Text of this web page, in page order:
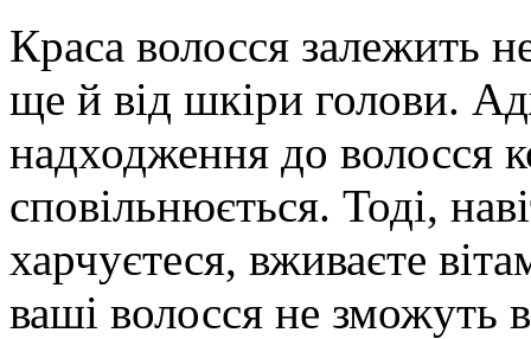
Краса волосся залежить
ще й від шкіри голови.
надходження до волосся
сповільнюється. Тоді,
харчуєтеся, вживаєте
ваші волосся не зможуть